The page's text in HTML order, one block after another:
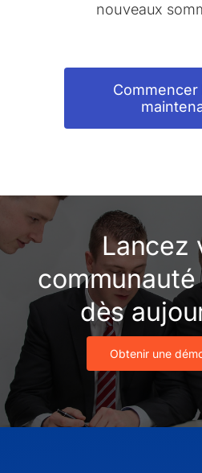
nouveaux
Commencer
Lancez
dès
Obtenir une